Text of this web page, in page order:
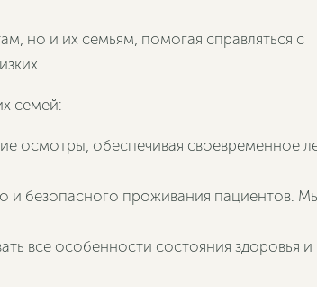
но и их семьям, помогая справляться с
семей:
осмотры, обеспечивая своевременное
и безопасного проживания пациентов.
все особенности состояния здоровья и